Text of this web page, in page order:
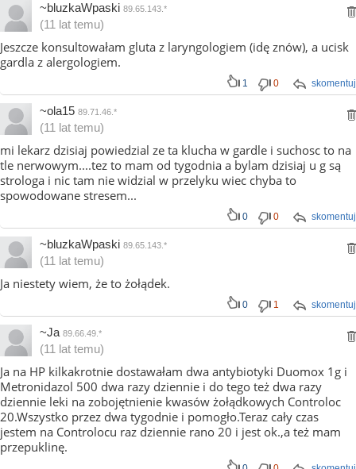
~bluzkaWpaski 89.65.143.*
(11 lat temu)
Jeszcze konsultowałam gluta z laryngologiem (idę znów), a ucisk
gardla z alergologiem.
skomentuj
1 0
~ola15 89.71.46.*
(11 lat temu)
mi lekarz dzisiaj powiedzial ze ta klucha w gardle i suchosc to na
tle nerwowym....tez to mam od tygodnia a bylam dzisiaj u g są
strologa i nic tam nie widzial w przelyku wiec chyba to
spowodowane stresem...
skomentuj
0 0
~bluzkaWpaski 89.65.143.*
(11 lat temu)
Ja niestety wiem, że to żołądek.
skomentuj
0 1
~Ja 89.66.49.*
(11 lat temu)
Ja na HP kilkakrotnie dostawałam dwa antybiotyki Duomox 1g i
Metronidazol 500 dwa razy dziennie i do tego też dwa razy
dziennie leki na zobojętnienie kwasów żołądkowych Controloc
20.Wszystko przez dwa tygodnie i pomogło.Teraz cały czas
jestem na Controlocu raz dziennie rano 20 i jest ok.,a też mam
przepuklinę.